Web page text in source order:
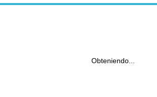
Obteniendo...